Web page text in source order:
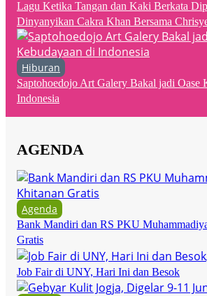
Lagu Ketika Tangan dan Kaki Berkata
Dinyanyikan Cakra Khan Bersama
Hiburan
Saptohoedojo Art Galery Bakal jadi Oase
Indonesia
AGENDA
Agenda
Bank Mandiri dan RS PKU
Gratis
Job Fair di UNY, Hari Ini dan Besok